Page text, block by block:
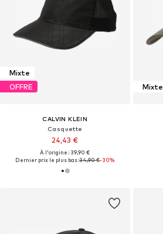
Mixte
OFFRE
CALVIN KLEIN
Casquette
24,43 €
À l'origine : 39,90 €
Dernier prix le plus bas :34,90 €-30%
Mixte